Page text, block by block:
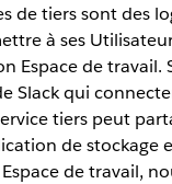
de tiers sont des
à ses
Espace de travail.
qui
tiers peut
de stockage
de travail,